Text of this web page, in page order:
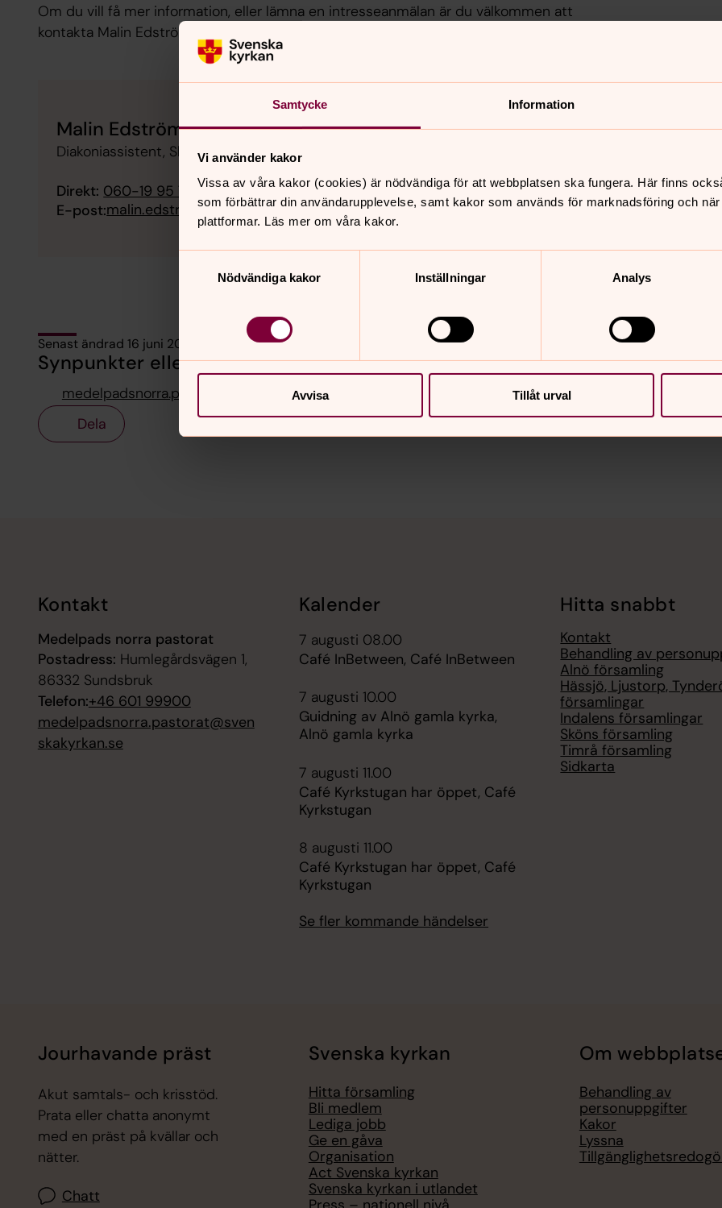
Samtycke Information
Vi använder kakor
Vissa av våra kakor (cookies) är nödvändiga för att webbplatsen ska fungera. Här finns
som förbättrar din användarupplevelse, samt kakor som används för marknadsföring och
plattformar. Läs mer om våra kakor.
Nödvändiga kakor
Inställningar Analys
Avvisa Tillåt urval
Om du vill få mer information, eller lämna en intresseanmälan är du välkommen att
kontakta Malin Edström.
Malin Edström
Diakoniassistent, Sköns församling, Medelpads norra pastorat
Direkt: 060-19 95 76
E-post:malin.edstrom@svenskakyrkan.se
Senast ändrad 16 juni 2026
Synpunkter eller frågor på sidans innehåll?
medelpadsnorra.pastorat@svenskakyrkan.se
Dela
Kontakt
Medelpads norra pastorat
Postadress: Humlegårdsvägen 1,
86332 Sundsbruk
Telefon:+46 601 99900
medelpadsnorra.pastorat@sven
skakyrkan.se
Kalender
7 augusti 08.00
Café InBetween, Café InBetween
7 augusti 10.00
Guidning av Alnö gamla kyrka,
Alnö gamla kyrka
7 augusti 11.00
Café Kyrkstugan har öppet, Café
Kyrkstugan
8 augusti 11.00
Café Kyrkstugan har öppet, Café
Kyrkstugan
Se fler kommande händelser
Hitta snabbt
Kontakt
Behandling av
Alnö församling
Hässjö, Ljustorp,
församlingar
Indalens församlingar
Sköns församling
Timrå församling
Sidkarta
Jourhavande präst
Akut samtals- och krisstöd.
Prata eller chatta anonymt
med en präst på kvällar och
nätter.
Chatt
Svenska kyrkan
Hitta församling
Bli medlem
Lediga jobb
Ge en gåva
Organisation
Act Svenska kyrkan
Svenska kyrkan i utlandet
Om
Behandling av
personuppgifter
Kakor
Lyssna